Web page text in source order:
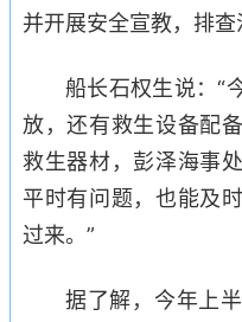
并开展安全宣教，排查
船长石权生说：“
放，还有救生设备配
救生器材，彭泽海事
平时有问题，也能及
过来。”
据了解，今年上